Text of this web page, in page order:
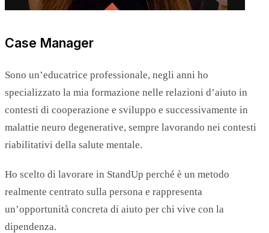
Case Manager
Sono un’educatrice professionale, negli anni ho
specializzato la mia formazione nelle relazioni d’aiuto in
contesti di cooperazione e sviluppo e successivamente in
malattie neuro degenerative, sempre lavorando nei contesti
riabilitativi della salute mentale.
Ho scelto di lavorare in StandUp perché è un metodo
realmente centrato sulla persona e rappresenta
un’opportunità concreta di aiuto per chi vive con la
dipendenza.